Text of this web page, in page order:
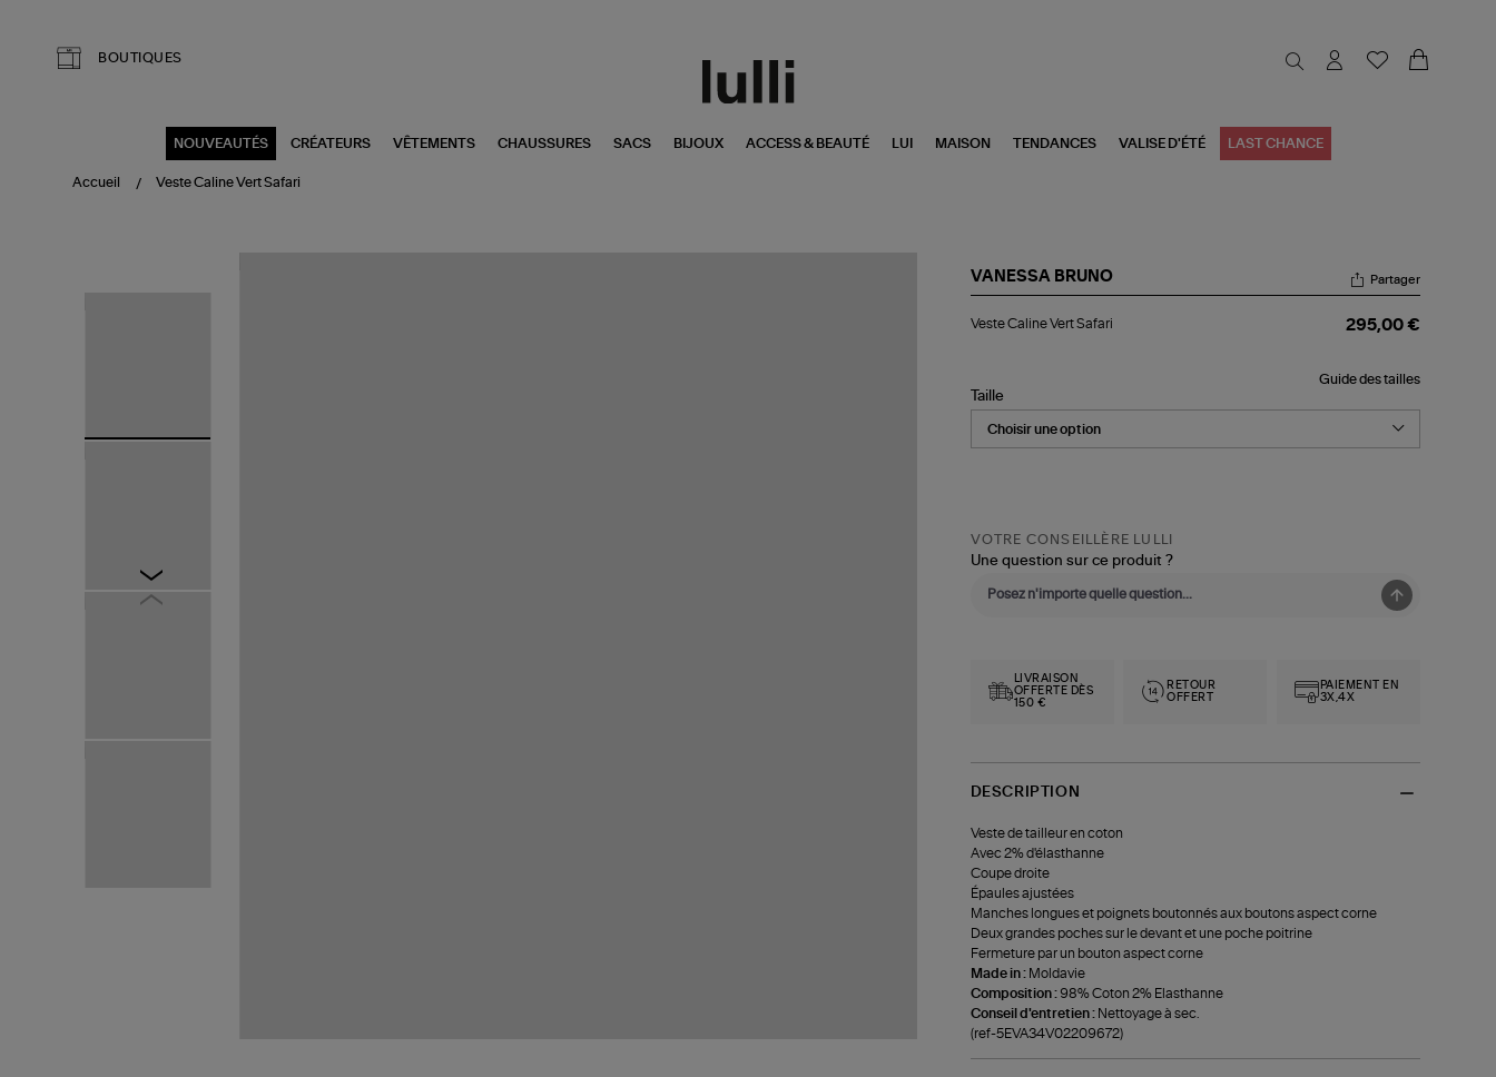
BOUTIQUES
NOUVEAUTÉS CRÉATEURS VÊTEMENTS CHAUSSURES SACS BIJOUX ACCESS & BEAUTÉ LUI MAISON TENDANCES VALISE D'ÉTÉ LAST CHANCE
Accueil Veste Caline Vert Safari
VANESSA BRUNO
Caline
Partager
Veste Caline Vert Safari 295,00 €
Guide des tailles
Taille
VOTRE CONSEILLÈRE LULLI
Une question sur ce produit ?
LIVRAISON
OFFERTE DÈS
150 €
RETOUR
OFFERT
PAIEMENT EN
3X,4X
DESCRIPTION
Veste de tailleur en coton
Avec 2% d'élasthanne
Coupe droite
Épaules ajustées
Manches longues et poignets boutonnés aux boutons aspect corne
Deux grandes poches sur le devant et une poche poitrine
Fermeture par un bouton aspect corne
Made in : Moldavie
Composition : 98% Coton 2% Elasthanne
Conseil d'entretien : Nettoyage à sec.
(ref-5EVA34V02209672)